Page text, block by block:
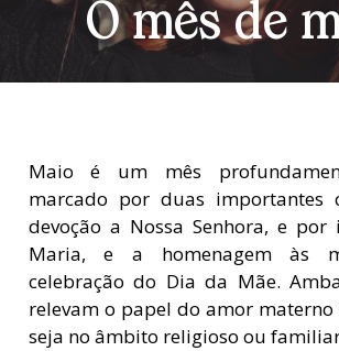
O mês de
Maio é um mês
marcado por duas importantes
devoção a Nossa Senhora, e por
Maria, e a homenagem às
celebração do Dia da Mãe.
relevam o papel do amor materno
seja no âmbito religioso ou